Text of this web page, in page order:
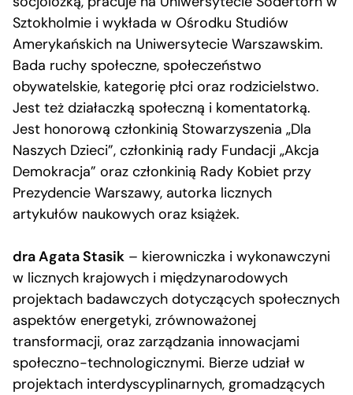
Sztokholmie i wykłada w Ośrodku Studiów
Amerykańskich na Uniwersytecie Warszawskim.
Bada ruchy społeczne, społeczeństwo
obywatelskie, kategorię płci oraz rodzicielstwo.
Jest też działaczką społeczną i komentatorką.
Jest honorową członkinią Stowarzyszenia „Dla
Naszych Dzieci”, członkinią rady Fundacji „Akcja
Demokracja” oraz członkinią Rady Kobiet przy
Prezydencie Warszawy, autorka licznych
artykułów naukowych oraz książek.
dra Agata Stasik – kierowniczka i wykonawczyni
w licznych krajowych i międzynarodowych
projektach badawczych dotyczących społecznych
aspektów energetyki, zrównoważonej
transformacji, oraz zarządzania innowacjami
społeczno-technologicznymi. Bierze udział w
projektach interdyscyplinarnych, gromadzących